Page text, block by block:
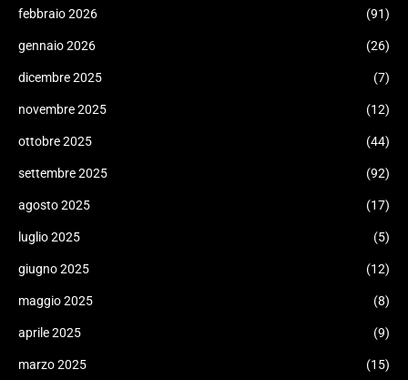
febbraio 2026 (91)
gennaio 2026 (26)
dicembre 2025 (7)
novembre 2025 (12)
ottobre 2025 (44)
settembre 2025 (92)
agosto 2025 (17)
luglio 2025 (5)
giugno 2025 (12)
maggio 2025 (8)
aprile 2025 (9)
marzo 2025 (15)